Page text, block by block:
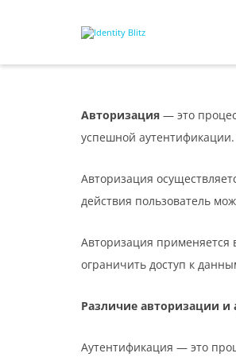
Авторизация — это
успешной
Авторизация
действия пользователь
Авторизация применяется
ограничить доступ к
Различие авторизации и
Аутентификация — это